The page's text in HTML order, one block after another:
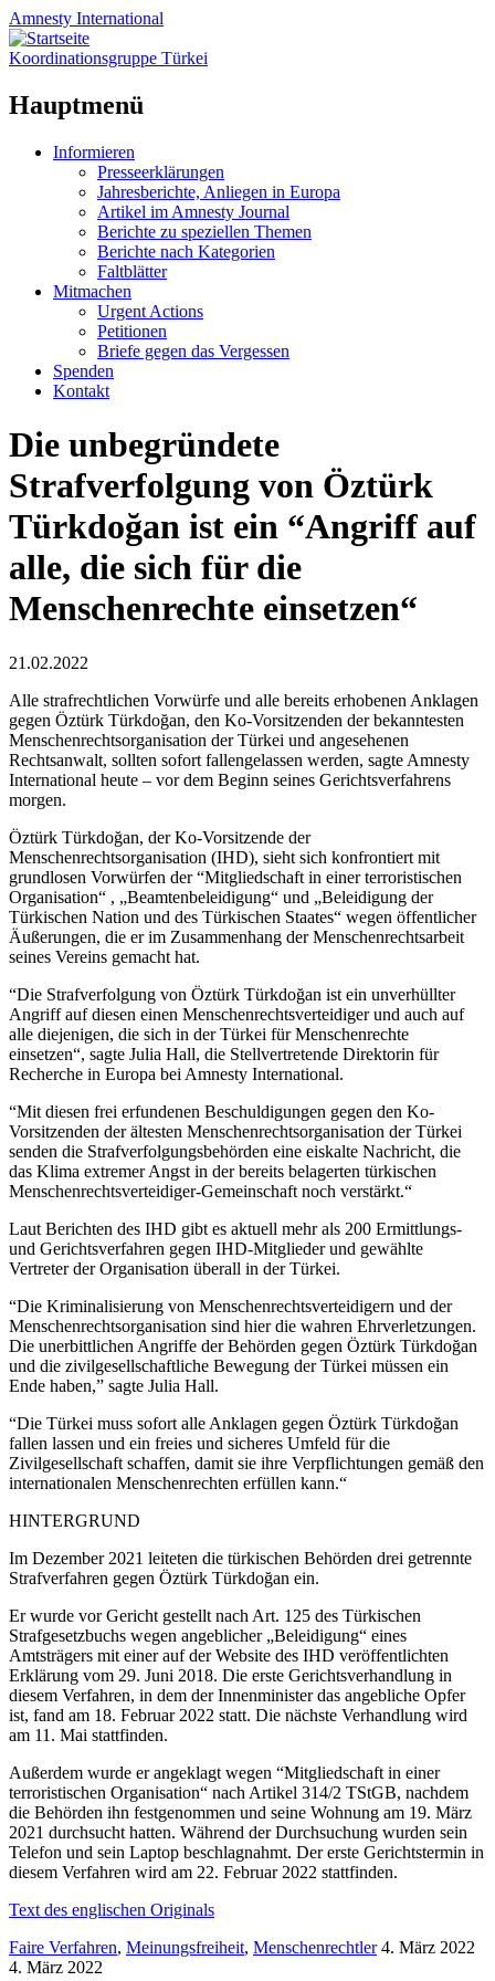
Amnesty International
Koordinationsgruppe Türkei
Hauptmenü
Zum
Informieren
Presseerklärungen
Jahresberichte, Anliegen in Europa
Artikel im Amnesty Journal
Berichte zu speziellen Themen
Berichte nach Kategorien
Faltblätter
Mitmachen
Urgent Actions
Petitionen
Briefe gegen das Vergessen
Spenden
Kontakt
Die unbegründete
Strafverfolgung von Öztürk
Türkdoğan ist ein “Angriff auf
alle, die sich für die
Menschenrechte einsetzen“
21.02.2022
Alle strafrechtlichen Vorwürfe und alle bereits erhobenen Anklagen
gegen Öztürk Türkdoğan, den Ko-Vorsitzenden der bekanntesten
Menschenrechtsorganisation der Türkei und angesehenen
Rechtsanwalt, sollten sofort fallengelassen werden, sagte Amnesty
International heute – vor dem Beginn seines Gerichtsverfahrens
morgen.
Öztürk Türkdoğan, der Ko-Vorsitzende der
Menschenrechtsorganisation (IHD), sieht sich konfrontiert mit
grundlosen Vorwürfen der “Mitgliedschaft in einer terroristischen
Organisation“ , „Beamtenbeleidigung“ und „Beleidigung der
Türkischen Nation und des Türkischen Staates“ wegen öffentlicher
Äußerungen, die er im Zusammenhang der Menschenrechtsarbeit
seines Vereins gemacht hat.
“Die Strafverfolgung von Öztürk Türkdoğan ist ein unverhüllter
Angriff auf diesen einen Menschenrechtsverteidiger und auch auf
alle diejenigen, die sich in der Türkei für Menschenrechte
einsetzen“, sagte Julia Hall, die Stellvertretende Direktorin für
Recherche in Europa bei Amnesty International.
“Mit diesen frei erfundenen Beschuldigungen gegen den Ko-
Vorsitzenden der ältesten Menschenrechtsorganisation der Türkei
senden die Strafverfolgungsbehörden eine eiskalte Nachricht, die
das Klima extremer Angst in der bereits belagerten türkischen
Menschenrechtsverteidiger-Gemeinschaft noch verstärkt.“
Laut Berichten des IHD gibt es aktuell mehr als 200 Ermittlungs-
und Gerichtsverfahren gegen IHD-Mitglieder und gewählte
Vertreter der Organisation überall in der Türkei.
“Die Kriminalisierung von Menschenrechtsverteidigern und der
Menschenrechtsorganisation sind hier die wahren Ehrverletzungen.
Die unerbittlichen Angriffe der Behörden gegen Öztürk Türkdoğan
und die zivilgesellschaftliche Bewegung der Türkei müssen ein
Ende haben,” sagte Julia Hall.
“Die Türkei muss sofort alle Anklagen gegen Öztürk Türkdoğan
fallen lassen und ein freies und sicheres Umfeld für die
Zivilgesellschaft schaffen, damit sie ihre Verpflichtungen gemäß den
internationalen Menschenrechten erfüllen kann.“
HINTERGRUND
Im Dezember 2021 leiteten die türkischen Behörden drei getrennte
Strafverfahren gegen Öztürk Türkdoğan ein.
Er wurde vor Gericht gestellt nach Art. 125 des Türkischen
Strafgesetzbuchs wegen angeblicher „Beleidigung“ eines
Amtsträgers mit einer auf der Website des IHD veröffentlichten
Erklärung vom 29. Juni 2018. Die erste Gerichtsverhandlung in
diesem Verfahren, in dem der Innenminister das angebliche Opfer
ist, fand am 18. Februar 2022 statt. Die nächste Verhandlung wird
am 11. Mai stattfinden.
Außerdem wurde er angeklagt wegen “Mitgliedschaft in einer
terroristischen Organisation“ nach Artikel 314/2 TStGB, nachdem
die Behörden ihn festgenommen und seine Wohnung am 19. März
2021 durchsucht hatten. Während der Durchsuchung wurden sein
Telefon und sein Laptop beschlagnahmt. Der erste Gerichtstermin in
diesem Verfahren wird am 22. Februar 2022 stattfinden.
Text des englischen Originals
Faire Verfahren, Meinungsfreiheit, Menschenrechtler 4. März 2022
4. März 2022